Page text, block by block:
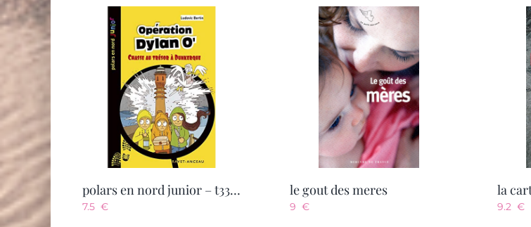
polars en nord junior – t33 – operation dylan’o – chasse au tresor a dunkerque
7.5 €
le gout des meres
9 €
la
9.2 €